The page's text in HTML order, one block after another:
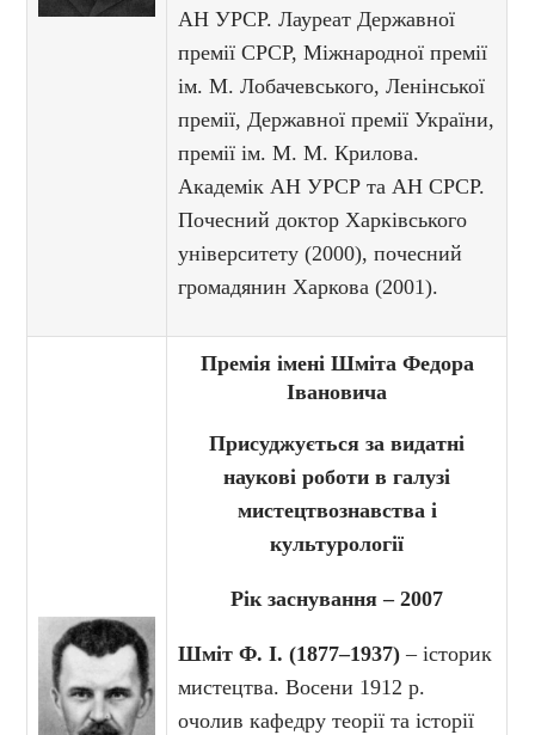
АН УРСР. Лауреат Державної
премії СРСР, Міжнародної премії
ім. М. Лобачевського, Ленінської
премії, Державної премії України,
премії ім. М. М. Крилова.
Академік АН УРСР та АН СРСР.
Почесний доктор Харківського
університету (2000), почесний
громадянин Харкова (2001).
Премія імені Шміта Федора
Івановича
Присуджується за видатні
наукові роботи в галузі
мистецтвознавства і
культурології
Рік заснування – 2007
Шміт Ф. І. (1877–1937) – історик
мистецтва. Восени 1912 р.
очолив кафедру теорії та історії